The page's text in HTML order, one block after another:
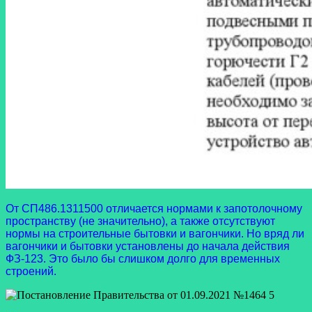
От СП486.1311500 отличается нормами к запотолочному
пространству (не значительно), а также отсутствуют
нормы на строительные бытовки и вагончики. Но вряд ли
вагончики и бытовки установлены до начала действия
ФЗ-123. Это было бы слишком долго для временных
строений.